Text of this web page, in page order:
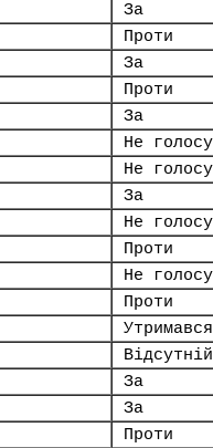
За
Проти
За
Проти
За
Не
Не
За
Не
Проти
Не
Проти
Утримався
Відсутній
За
За
Проти